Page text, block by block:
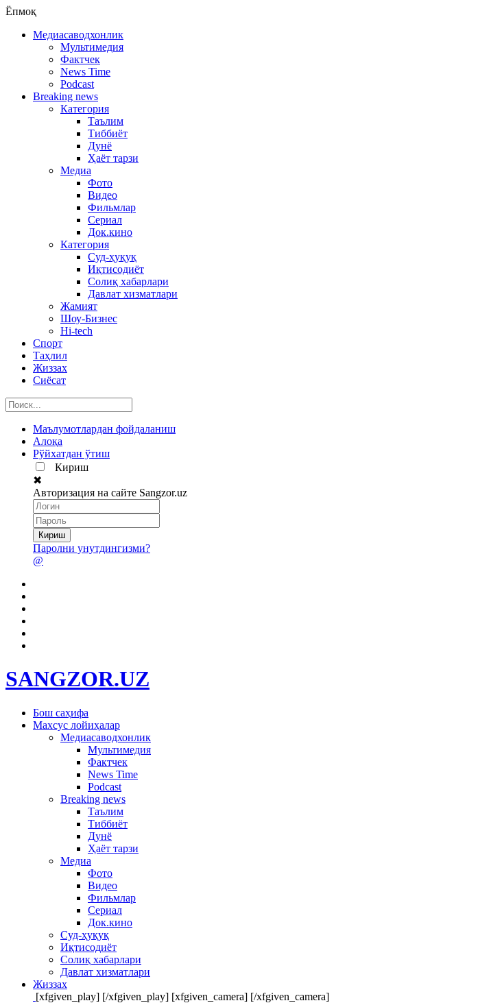
Ёпмоқ
Медиасаводхонлик
Мультимедия
Фактчек
News Time
Podcast
Breaking news
Категория
Таълим
Тиббиёт
Дунё
Ҳаёт тарзи
Медиа
Фото
Видео
Фильмлар
Сериал
Док.кино
Категория
Суд-ҳуқуқ
Иқтисодиёт
Солиқ хабарлари
Давлат хизматлари
Жамият
Шоу-Бизнес
Hi-tech
Спорт
Таҳлил
Жиззах
Сиёсат
Маълумотлардан фойдаланиш
Алоқа
Рўйхатдан ўтиш
Кириш
✖
Авторизация на сайте Sangzor.uz
Паролни унутдингизми?
@
SANGZOR.UZ
Бош саҳифа
Махсус лойиҳалар
Медиасаводхонлик
Мультимедия
Фактчек
News Time
Podcast
Breaking news
Таълим
Тиббиёт
Дунё
Ҳаёт тарзи
Медиа
Фото
Видео
Фильмлар
Сериал
Док.кино
Суд-ҳуқуқ
Иқтисодиёт
Солиқ хабарлари
Давлат хизматлари
Жиззах
[xfgiven_play] [/xfgiven_play] [xfgiven_camera] [/xfgiven_camera]